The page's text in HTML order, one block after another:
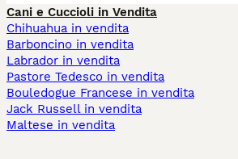
Cani e Cuccioli in Vendita
Chihuahua in vendita
Barboncino in vendita
Labrador in vendita
Pastore Tedesco in vendita
Bouledogue Francese in vendita
Jack Russell in vendita
Maltese in vendita